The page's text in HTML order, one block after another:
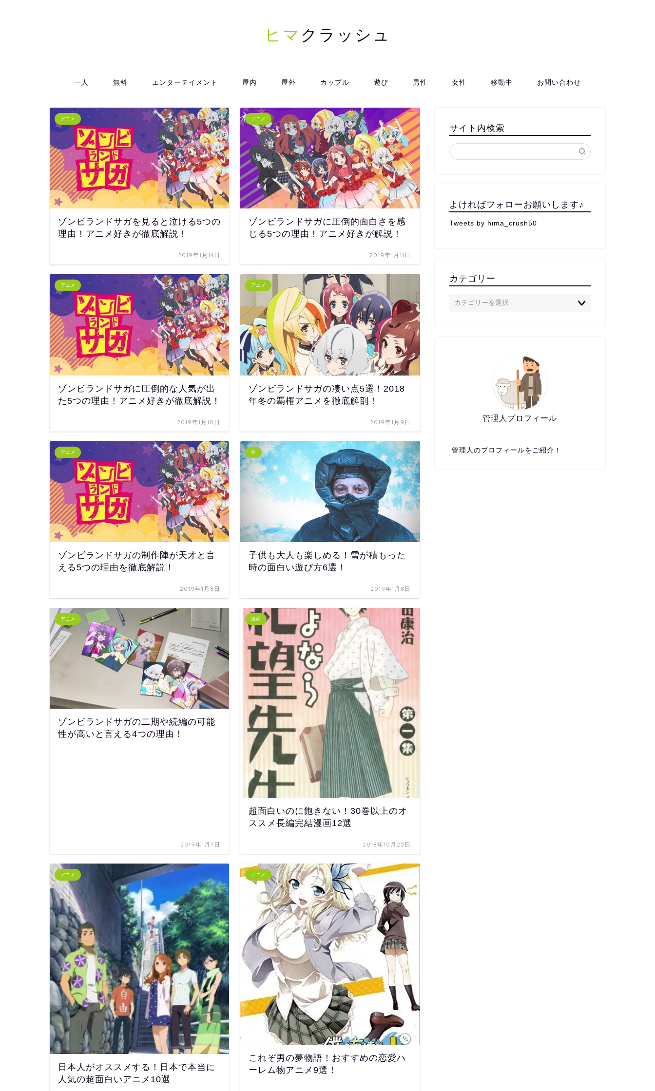
ヒマ クラッシュ
一人 無料 エンターテイメント 屋内 屋外 カップル 遊び 男性 女性 移動中 お問い合わせ
アニメ
ゾンビランドサガを見ると泣ける5つの
理由！アニメ好きが徹底解説！
2019年1月14日
アニメ
ゾンビランドサガに圧倒的面白さを感
じる5つの理由！アニメ好きが解説！
2019年1月11日
アニメ
ゾンビランドサガに圧倒的な人気が出
た5つの理由！アニメ好きが徹底解説！
2019年1月10日
アニメ
ゾンビランドサガの凄い点5選！2018
年冬の覇権アニメを徹底解剖！
2019年1月9日
アニメ
ゾンビランドサガの制作陣が天才と言
える5つの理由を徹底解説！
2019年1月8日
冬
子供も大人も楽しめる！雪が積もった
時の面白い遊び方6選！
2019年1月8日
アニメ
ゾンビランドサガの二期や続編の可能
性が高いと言える4つの理由！
2019年1月7日
漫画
超面白いのに飽きない！30巻以上のオ
ススメ長編完結漫画12選
2018年10月25日
アニメ
日本人がオススメする！日本で本当に
人気の超面白いアニメ10選
アニメ
これぞ男の夢物語！おすすめの恋愛ハ
ーレム物アニメ9選！
サイト内検索
よければフォローお願いします♪
Tweets by hima_crush50
カテゴリー
管理人プロフィール
管理人のプロフィールをご紹介！